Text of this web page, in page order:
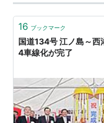
ない。 カラヤンと
16 ブックマーク
国道134号 江ノ島～西
4車線化が完了